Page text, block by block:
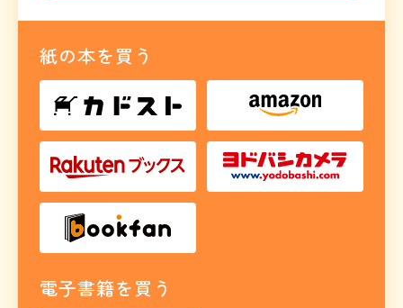
紙の本を買う
電子書籍を買う